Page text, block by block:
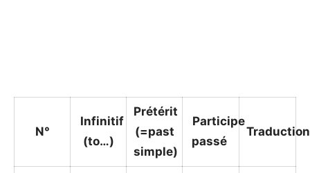
N°
Infinitif
(to…)
Prétérit
(=past
simple)
Participe
passé
Traduction